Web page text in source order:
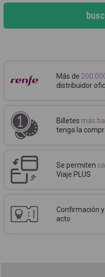
Más de
distribuidor
Billetes más
tenga la
Se permiten
Viaje PLUS
Confirmación y
acto